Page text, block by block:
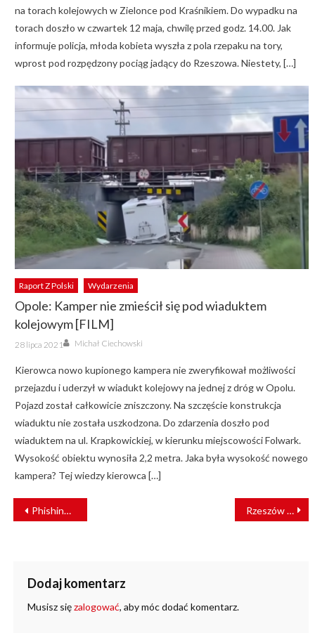
na torach kolejowych w Zielonce pod Kraśnikiem. Do wypadku na
torach doszło w czwartek 12 maja, chwilę przed godz. 14.00. Jak
informuje policja, młoda kobieta wyszła z pola rzepaku na tory,
wprost pod rozpędzony pociąg jadący do Rzeszowa. Niestety, […]
Raport Z Polski Wydarzenia
Opole: Kamper nie zmieścił się pod wiaduktem
kolejowym [FILM]
Posted
on
28 lipca 2021 Author
Michał Ciechowski
Kierowca nowo kupionego kampera nie zweryfikował możliwości
przejazdu i uderzył w wiadukt kolejowy na jednej z dróg w Opolu.
Pojazd został całkowicie zniszczony. Na szczęście konstrukcja
wiaduktu nie została uszkodzona. Do zdarzenia doszło pod
wiaduktem na ul. Krapkowickiej, w kierunku miejscowości Folwark.
Wysokość obiektu wynosiła 2,2 metra. Jaka była wysokość nowego
kampera? Tej wiedzy kierowca […]
NAWIGACJA
WPISU
Phishing, czyli sztuka wyłudzania informacji Rzeszów Główny – nowa Dynamiczna Informacja Pasażerska usprawni podróże
Dodaj komentarz
Musisz sięzalogować, aby móc dodać komentarz.